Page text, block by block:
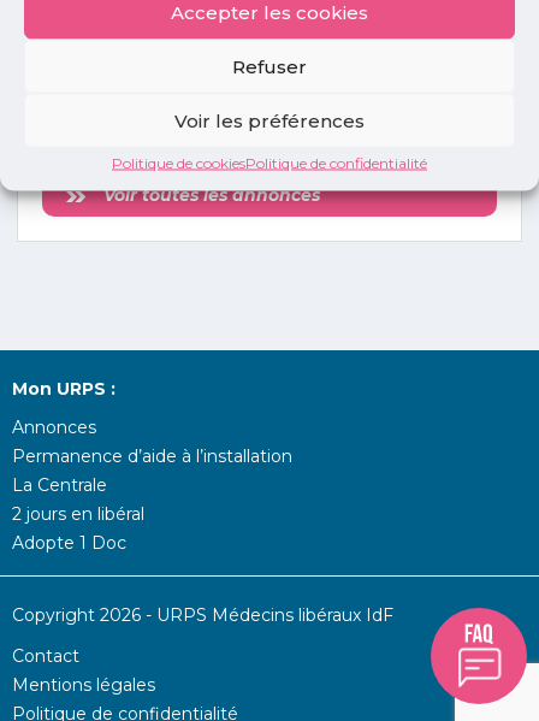
Accepter les cookies
Refuser
Voir les préférences
Politique de cookiesPolitique de confidentialité
annonces
Voir toutes les annonces
Mon URPS :
Annonces
Permanence d’aide à l’installation
La Centrale
2 jours en libéral
Adopte 1 Doc
Copyright 2026 - URPS Médecins libéraux IdF
Contact
Mentions légales
Politique de confidentialité